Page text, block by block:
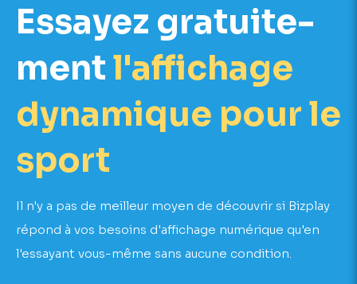
Essayez gratuite­
mentl'affichage
dyna­mique pour le
sport
Il n'y a pas de meilleur moyen de découvrir si Bizplay
répond à vos besoins d'affichage numérique qu'en
l'essayant vous-même sans aucune condition.